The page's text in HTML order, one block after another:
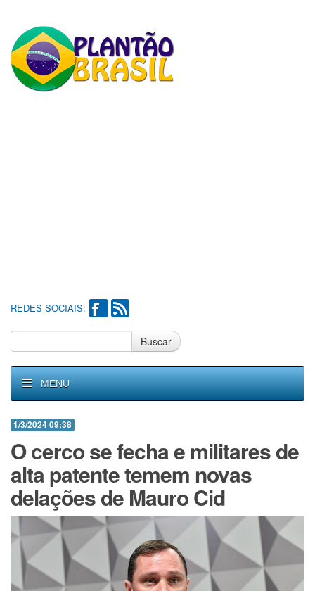
REDES SOCIAIS:
Buscar
MENU
1/3/2024 09:38
O cerco se fecha e militares de
alta patente temem novas
delações de Mauro Cid